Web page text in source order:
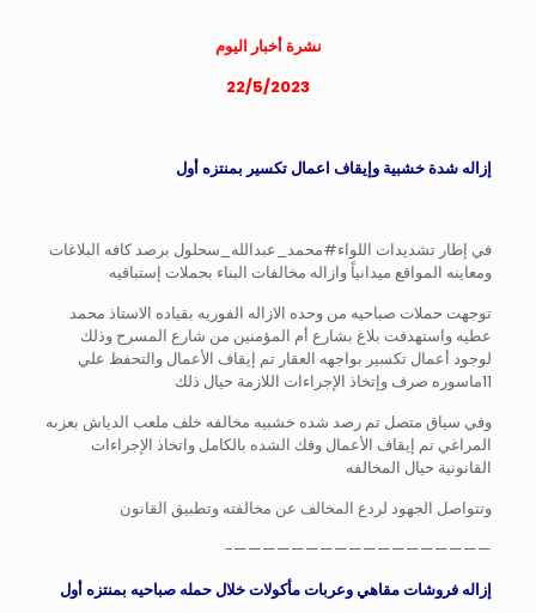
نشرة أخبار اليوم
22/5/2023
إزاله شدة خشبية وإيقاف اعمال تكسير بمنتزه أول
في إطار تشديدات اللواء#محمد_عبدالله_سحلول برصد كافه البلاغات
ومعاينه المواقع ميدانياً وازاله مخالفات البناء بحملات إستباقيه
توجهت حملات صباحيه من وحده الازاله الفوريه بقياده الاستاذ محمد
عطيه واستهدفت بلاغ بشارع أم المؤمنين من شارع المسرح وذلك
لوجود أعمال تكسير بواجهه العقار تم إيقاف الأعمال والتحفظ علي
11ماسوره صرف وإتخاذ الإجراءات اللازمة حيال ذلك
وفي سياق متصل تم رصد شده خشبيه مخالفه خلف ملعب الدياش بعزبه
المراغي تم إيقاف الأعمال وفك الشده بالكامل واتخاذ الإجراءات
القانونية حيال المخالفه
وتتواصل الجهود لردع المخالف عن مخالفته وتطبيق القانون
——————————————————-
إزاله فروشات مقاهي وعربات مأكولات خلال حمله صباحيه بمنتزه أول